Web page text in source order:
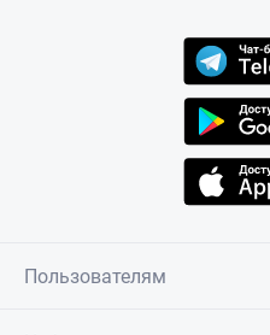
Пользователям